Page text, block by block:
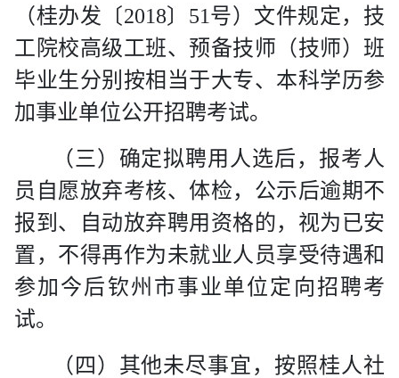
（桂办发〔2018〕 51号）文件规定，技
工院校高级工班、预备技师（技师）班
毕业生分别按相当于大专、本科学历参
加事业单位公开招聘考试。
（三） 确定拟聘用人选后，报考人
员自愿放弃考核、体检，公示后逾期不
报到、自动放弃聘用资格的，视为已安
置，不得再作为未就业人员享受待遇和
参加今后钦州市事业单位定向招聘考
试。
（四） 其他未尽事宜，按照桂人社